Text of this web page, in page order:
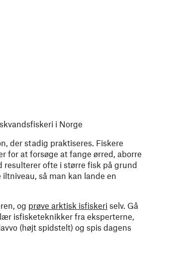
i Norge
der stadig praktiseres. Fiskere
for at forsøge at fange ørred, aborre
resulterer ofte i større fisk på grund
så man kan lande en
og prøve arktisk isfiskeri selv. Gå
isfisketeknikker fra eksperterne,
(højt spidstelt) og spis dagens